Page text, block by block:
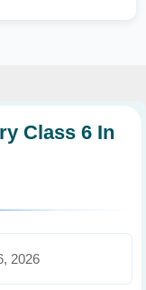
Class 6 In
2026